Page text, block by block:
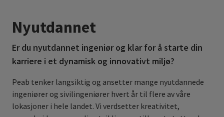
Nyutdannet
Er du nyutdannet ingeniør og klar for å starte din
karriere i et dynamisk og innovativt miljø?
Peab tenker langsiktig og ansetter mange nyutdannede
ingeniører og sivilingeniører hvert år til flere av våre
lokasjoner i hele landet. Vi verdsetter kreativitet,